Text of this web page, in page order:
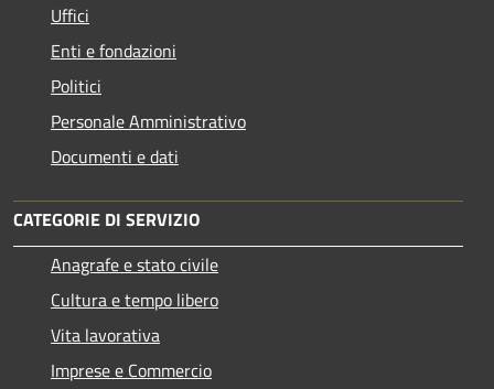
Uffici
Enti e fondazioni
Politici
Personale Amministrativo
Documenti e dati
CATEGORIE DI SERVIZIO
Anagrafe e stato civile
Cultura e tempo libero
Vita lavorativa
Imprese e Commercio